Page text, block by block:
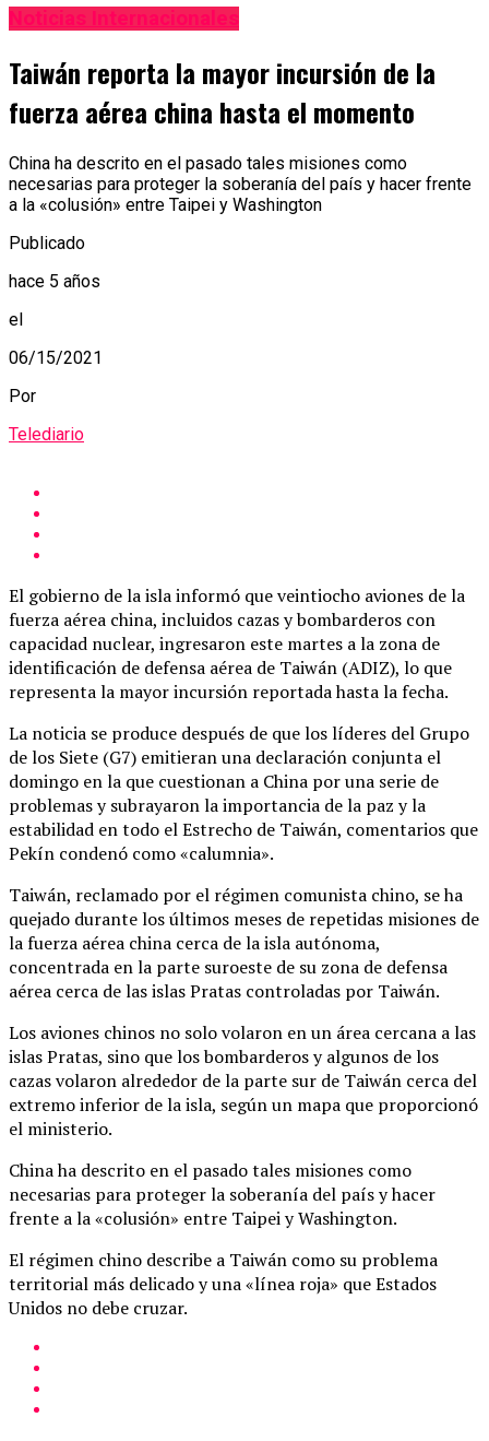
Noticias Internacionales
Taiwán reporta la mayor incursión de la
fuerza aérea china hasta el momento
China ha descrito en el pasado tales misiones como
necesarias para proteger la soberanía del país y hacer frente
a la «colusión» entre Taipei y Washington
Publicado
hace 5 años
el
06/15/2021
Por
Telediario
El gobierno de la isla informó que veintiocho aviones de la
fuerza aérea china, incluidos cazas y bombarderos con
capacidad nuclear, ingresaron este martes a la zona de
identificación de defensa aérea de Taiwán (ADIZ), lo que
representa la mayor incursión reportada hasta la fecha.
La noticia se produce después de que los líderes del Grupo
de los Siete (G7) emitieran una declaración conjunta el
domingo en la que cuestionan a China por una serie de
problemas y subrayaron la importancia de la paz y la
estabilidad en todo el Estrecho de Taiwán, comentarios que
Pekín condenó como «calumnia».
Taiwán, reclamado por el régimen comunista chino, se ha
quejado durante los últimos meses de repetidas misiones de
la fuerza aérea china cerca de la isla autónoma,
concentrada en la parte suroeste de su zona de defensa
aérea cerca de las islas Pratas controladas por Taiwán.
Los aviones chinos no solo volaron en un área cercana a las
islas Pratas, sino que los bombarderos y algunos de los
cazas volaron alrededor de la parte sur de Taiwán cerca del
extremo inferior de la isla, según un mapa que proporcionó
el ministerio.
China ha descrito en el pasado tales misiones como
necesarias para proteger la soberanía del país y hacer
frente a la «colusión» entre Taipei y Washington.
El régimen chino describe a Taiwán como su problema
territorial más delicado y una «línea roja» que Estados
Unidos no debe cruzar.